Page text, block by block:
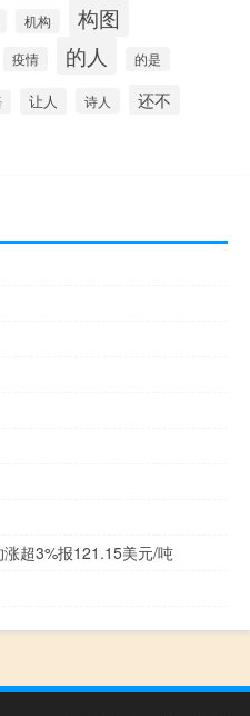
机构 构图
疫情 的人 的是
让人 诗人
还不
超3%报121.15美元/吨